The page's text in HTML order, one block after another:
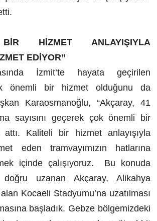
HİZMET ANLAYIŞIYLA
EDİYOR”
İzmit’te hayata geçirilen
önemli bir hizmet olduğunu da
Karaosmanoğlu, “Akçaray, 41
sayısını geçerek çok önemli bir
attı. Kaliteli bir hizmet anlayışıyla
eden tramvayımızın hatlarına
içinde çalışıyoruz. Bu konuda
doğru uzanan Akçaray, Alikahya
Kocaeli Stadyumu’na uzatılması
başladık. Gebze bölgemizdeki